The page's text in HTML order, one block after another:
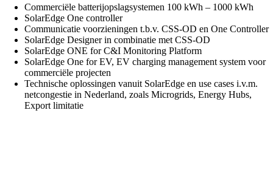
Commerciële batterijopslagsystemen 100 kWh – 1000 kWh
SolarEdge One controller
Communicatie voorzieningen t.b.v. CSS-OD en One Controller
SolarEdge Designer in combinatie met CSS-OD
SolarEdge ONE for C&I Monitoring Platform
SolarEdge One for EV, EV charging management system voor
commerciële projecten
Technische oplossingen vanuit SolarEdge en use cases i.v.m.
netcongestie in Nederland, zoals Microgrids, Energy Hubs,
Export limitatie